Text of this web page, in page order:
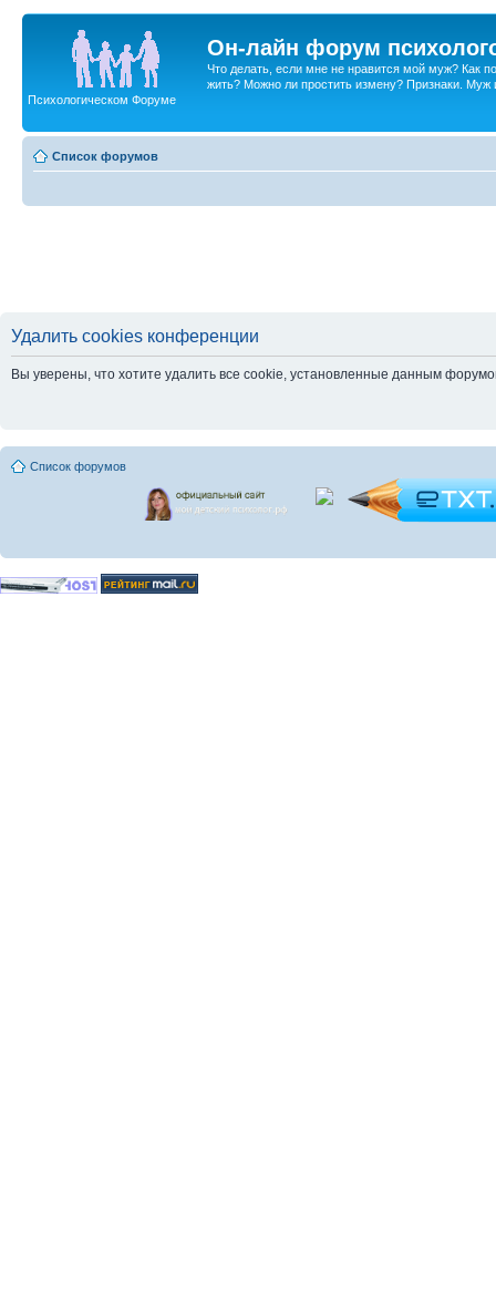
Он-лайн форум
Что делать, если мне не нравится мой муж? Как
жить? Можно ли простить измену? Признаки. Муж
Психологическом Форуме
Список форумов
Удалить cookies конференции
Вы уверены, что хотите удалить все cookie, установленные данным
Список форумов